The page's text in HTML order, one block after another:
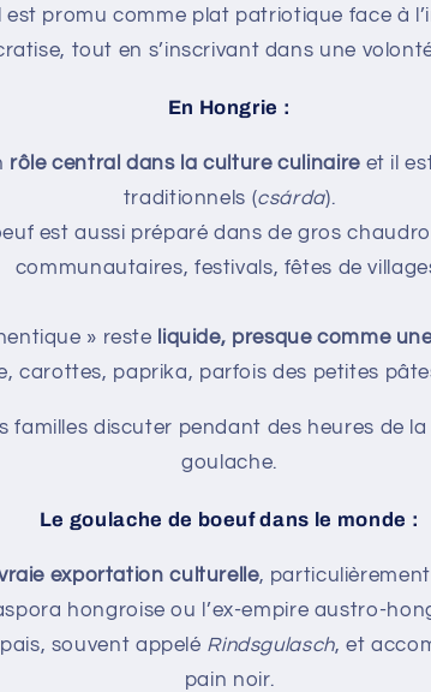
est promu comme plat patriotique face à
tout en s’inscrivant dans une
En Hongrie :
rôle central dans la culture culinaireet il
traditionnels (csárda).
est aussi préparé dans de gros
communautaires, festivals, fêtes de
» reste liquide, presque comme
carottes, paprika, parfois des petites
familles discuter pendant des heures de
goulache.
Le goulache de boeuf dans le monde :
exportation culturelle,
hongroise ou l’ex-empire austro-
souvent appelé Rindsgulasch, et
pain noir.